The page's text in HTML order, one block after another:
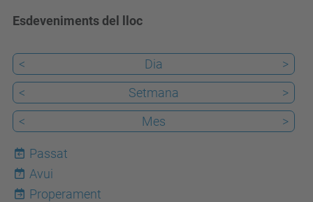
Esdeveniments del lloc
< Dia
>
<
Setmana
>
<
Mes >
Passat
7
Avui
Properament